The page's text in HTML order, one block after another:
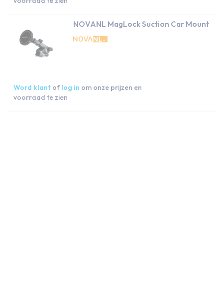
NOVANL MagLock Suction Car Mount
Word klant of log in om onze prijzen en
voorraad te zien